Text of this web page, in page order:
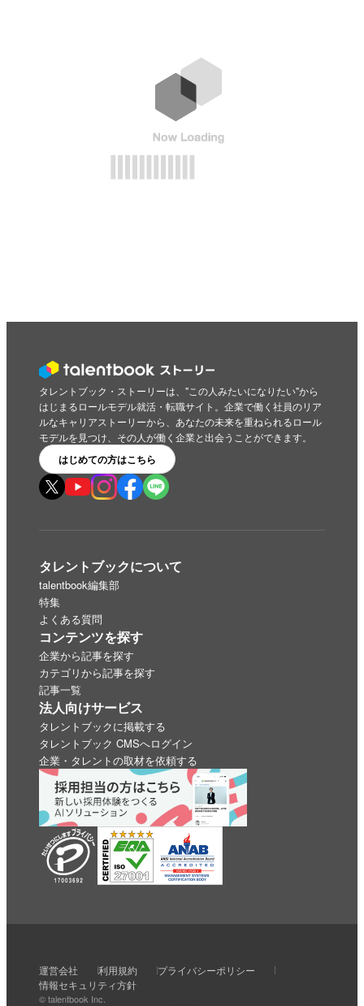
0 0 0 0 0
タレントブック・ストーリーは、"この人みたいになりたい"から
はじまるロールモデル就活・転職サイト。企業で働く社員のリア
ルなキャリアストーリーから、あなたの未来を重ねられるロール
モデルを見つけ、その人が働く企業と出会うことができます。
はじめての方はこちら
タレントブックについて
talentbook編集部
特集
よくある質問
コンテンツを探す
企業から記事を探す
カテゴリから記事を探す
記事一覧
法人向けサービス
タレントブックに掲載する
タレントブック CMSへログイン
企業・タレントの取材を依頼する
運営会社 利用規約
プライバシーポリシー
情報セキュリティ方針
© talentbook Inc.